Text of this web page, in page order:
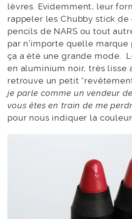
lèvres. Evidemment, leur
rappeler les Chubby stick
pencils de NARS ou tout
par n’importe quelle marque
ça a été une grande mode.
en aluminium noir, très lisse
retrouve un petit
je parle comme un vendeur
vous êtes en train de me
pour nous indiquer la